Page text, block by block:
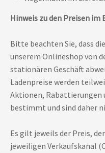
Hinweis zu den Preisen im
Bitte beachten Sie, dass
unserem Onlineshop von
stationären Geschäft
Ladenpreise werden
Aktionen, Rabattierungen
bestimmt und sind daher
Es gilt jeweils der Preis,
jeweiligen Verkaufskanal